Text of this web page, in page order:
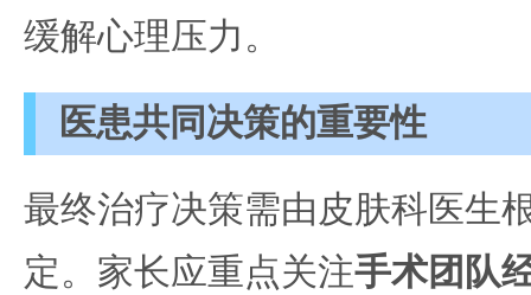
缓解心理压力。
医患共同决策的重要性
最终治疗决策需由皮肤科医生
定。家长应重点关注手术团队